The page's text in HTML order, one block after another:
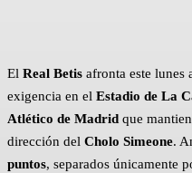
El Real Betis afronta este lunes
exigencia en el Estadio de La
Atlético de Madrid que
dirección del Cholo Simeone.
puntos, separados únicamente